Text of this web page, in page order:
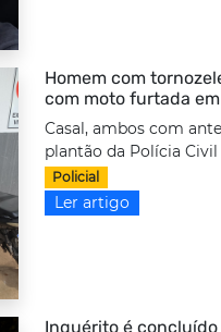
Homem com
com moto furtada
Casal, ambos com
plantão da Polícia
Policial
Ler artigo
Inquérito é